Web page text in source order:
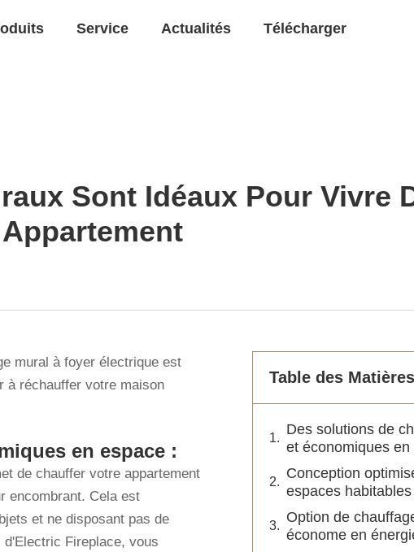
Service Actualités
Télécharger
Sont Idéaux Pour Vivre
mural à foyer électrique est
à réchauffer votre maison
en espace :
de chauffer votre appartement
encombrant. Cela est
et ne disposant pas de
Fireplace, vous
Table des Matières
Des solutions de
et économiques en
Conception
espaces habitables
Option de
économe en